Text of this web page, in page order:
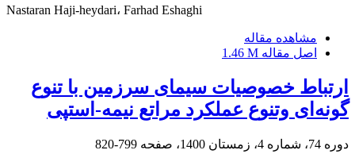
Nastaran Haji-heydari، Farhad Eshaghi
مشاهده مقاله
اصل مقاله 1.46 M
ارتباط خصوصیات سیمای سرزمین با تنوع
گونه‌ای وتنوع عملکرد مراتع نیمه-استپی
دوره 74، شماره 4، زمستان 1400، صفحه 799-820